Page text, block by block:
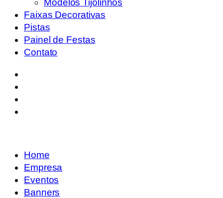
Modelos Tijolinhos
Faixas Decorativas
Pistas
Painel de Festas
Contato
Home
Empresa
Eventos
Banners